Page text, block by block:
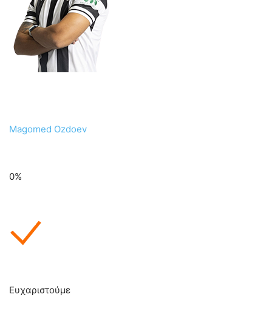
Magomed Ozdoev
0%
Ευχαριστούμε